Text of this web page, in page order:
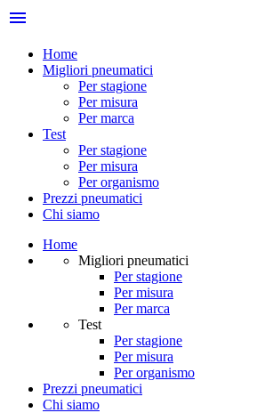
menu
Home
Migliori pneumatici
Per stagione
Per misura
Per marca
Test
Per stagione
Per misura
Per organismo
Prezzi pneumatici
Chi siamo
Home
Migliori pneumatici
Per stagione
Per misura
Per marca
Test
Per stagione
Per misura
Per organismo
Prezzi pneumatici
Chi siamo